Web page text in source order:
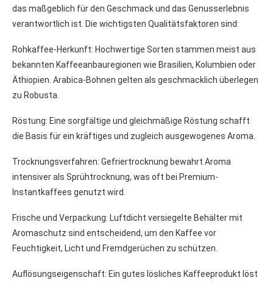
das maßgeblich für den Geschmack und das Genusserlebnis
verantwortlich ist. Die wichtigsten Qualitätsfaktoren sind:
Rohkaffee-Herkunft: Hochwertige Sorten stammen meist aus
bekannten Kaffeeanbauregionen wie Brasilien, Kolumbien oder
Äthiopien. Arabica-Bohnen gelten als geschmacklich überlegen
zu Robusta.
Röstung: Eine sorgfältige und gleichmäßige Röstung schafft
die Basis für ein kräftiges und zugleich ausgewogenes Aroma.
Trocknungsverfahren: Gefriertrocknung bewahrt Aroma
intensiver als Sprühtrocknung, was oft bei Premium-
Instantkaffees genutzt wird.
Frische und Verpackung: Luftdicht versiegelte Behälter mit
Aromaschutz sind entscheidend, um den Kaffee vor
Feuchtigkeit, Licht und Fremdgerüchen zu schützen.
Auflösungseigenschaft: Ein gutes lösliches Kaffeeprodukt löst